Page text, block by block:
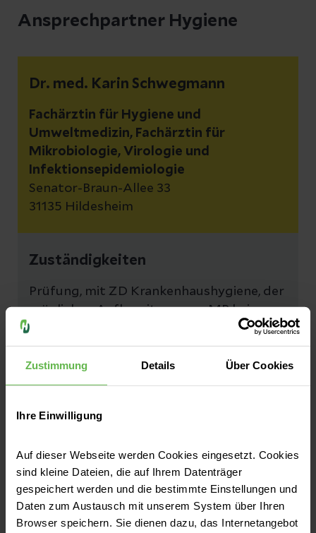
Zustimmung Details Über Cookies
Ihre Einwilligung
Auf dieser Webseite werden Cookies eingesetzt. Cookies
sind kleine Dateien, die auf Ihrem Datenträger
gespeichert werden und die bestimmte Einstellungen und
Daten zum Austausch mit unserem System über Ihren
Browser speichern. Sie dienen dazu, das Internetangebot
Ansprechpartner Hygiene
Dr. med. Karin Schwegmann
Fachärztin für Hygiene und
Umweltmedizin, Fachärztin für
Mikrobiologie, Virologie und
Infektionsepidemiologie
Senator-Braun-Allee 33
31135 Hildesheim
Zuständigkeiten
Prüfung, mit ZD Krankenhaushygiene, der
möglichen Aufbereitung von MP bei
Unklarheiten bzw. vor Anschaffung
Ansprechpartner Labormedizin
Matthias Hehl